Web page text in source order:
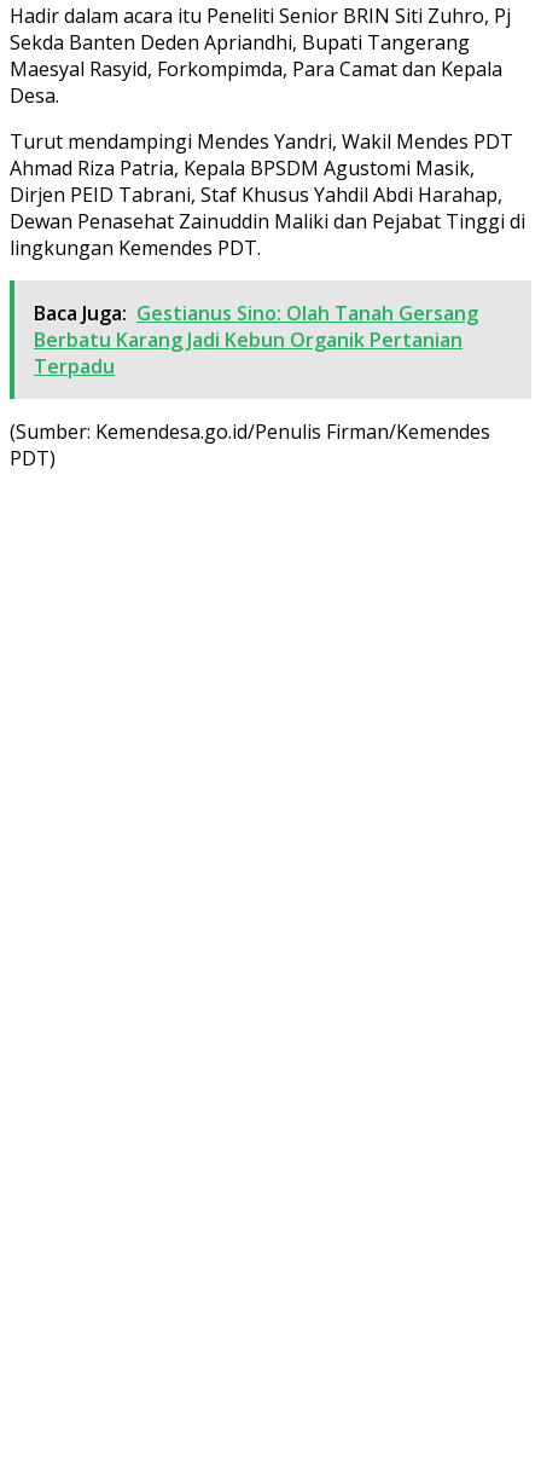
Hadir dalam acara itu Peneliti Senior BRIN Siti Zuhro, Pj
Sekda Banten Deden Apriandhi, Bupati Tangerang
Maesyal Rasyid, Forkompimda, Para Camat dan Kepala
Desa.
Turut mendampingi Mendes Yandri, Wakil Mendes PDT
Ahmad Riza Patria, Kepala BPSDM Agustomi Masik,
Dirjen PEID Tabrani, Staf Khusus Yahdil Abdi Harahap,
Dewan Penasehat Zainuddin Maliki dan Pejabat Tinggi di
lingkungan Kemendes PDT.
Baca Juga: Gestianus Sino: Olah Tanah Gersang
Berbatu Karang Jadi Kebun Organik Pertanian
Terpadu
(Sumber: Kemendesa.go.id/Penulis Firman/Kemendes
PDT)